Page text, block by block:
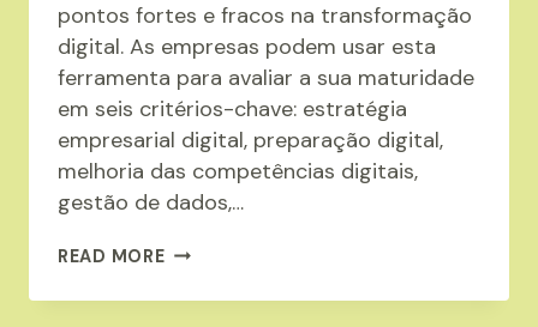
pontos fortes e fracos na transformação
digital. As empresas podem usar esta
ferramenta para avaliar a sua maturidade
em seis critérios-chave: estratégia
empresarial digital, preparação digital,
melhoria das competências digitais,
gestão de dados,…
READ MOREFERRAMENTA